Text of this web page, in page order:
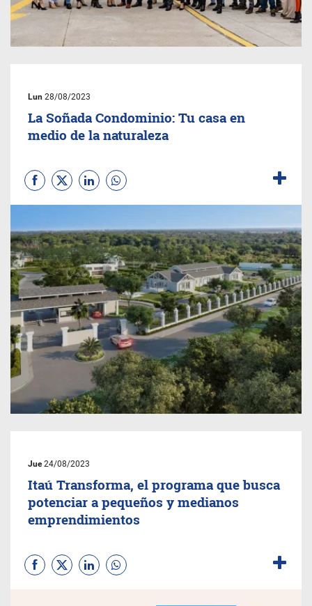
Lun 28/08/2023
La Soñada Condominio: Tu casa en
medio de la naturaleza
Jue24/08/2023
Itaú Transforma, el programa que busca
potenciar a pequeños y medianos
emprendimientos